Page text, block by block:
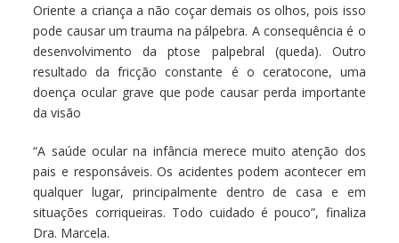
Oriente a criança a não coçar demais os olhos, pois isso
pode causar um trauma na pálpebra. A consequência é o
desenvolvimento da ptose palpebral (queda). Outro
resultado da fricção constante é o ceratocone, uma
doença ocular grave que pode causar perda importante
da visão
“A saúde ocular na infância merece muito atenção dos
pais e responsáveis. Os acidentes podem acontecer em
qualquer lugar, principalmente dentro de casa e em
situações corriqueiras. Todo cuidado é pouco”, finaliza
Dra. Marcela.